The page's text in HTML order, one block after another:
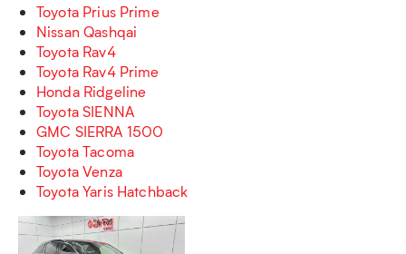
Toyota Prius Prime
Nissan Qashqai
Toyota Rav4
Toyota Rav4 Prime
Honda Ridgeline
Toyota SIENNA
GMC SIERRA 1500
Toyota Tacoma
Toyota Venza
Toyota Yaris Hatchback